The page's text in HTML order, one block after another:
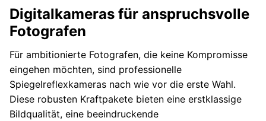
Digitalkameras für anspruchsvolle
Fotografen
Für ambitionierte Fotografen, die keine Kompromisse
eingehen möchten, sind professionelle
Spiegelreflexkameras nach wie vor die erste Wahl.
Diese robusten Kraftpakete bieten eine erstklassige
Bildqualität, eine beeindruckende